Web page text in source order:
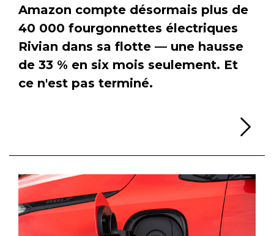
Amazon compte désormais plus de
40 000 fourgonnettes électriques
Rivian dans sa flotte — une hausse
de 33 % en six mois seulement. Et
ce n'est pas terminé.